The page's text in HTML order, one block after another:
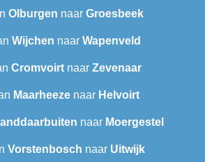
Olburgen naar Groesbeek
Wijchen naar Wapenveld
Cromvoirtnaar Zevenaar
Maarheezenaar Helvoirt
naar Moergestel
Vorstenbosch naar Uitwijk